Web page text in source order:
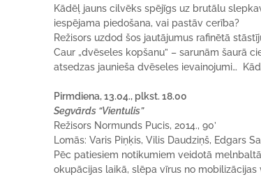
Kādēļ jauns cilvēks spējīgs uz brutālu
iespējama piedošana, vai pastāv cerība?
Režisors uzdod šos jautājumus rafinētā
Caur „dvēseles kopšanu” – sarunām šaurā
atsedzas jaunieša dvēseles ievainojumi…
Pirmdiena, 13.04., plkst. 18.00
Segvārds “Vientulis”
Režisors Normunds Pucis, 2014., 90’
Lomās: Varis Piņķis, Vilis Daudziņš, Edgars
Pēc patiesiem notikumiem veidotā
okupācijas laikā, slēpa vīrus no